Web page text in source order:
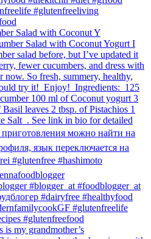
Salad with Coconut Y
is my grandmother’s